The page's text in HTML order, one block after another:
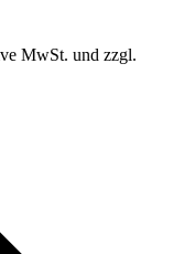
MwSt. und zzgl.